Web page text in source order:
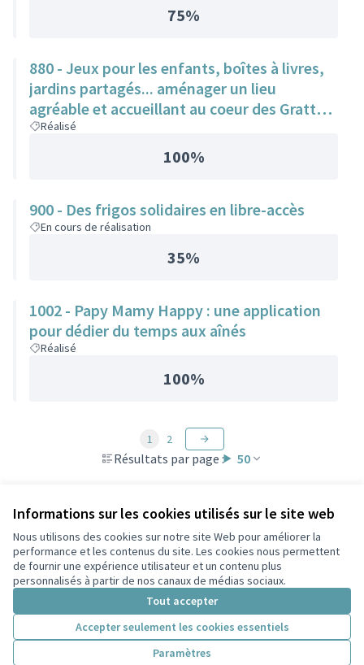
Informations sur les cookies utilisés sur le site web
Nous utilisons des cookies sur notre site Web pour améliorer la
performance et les contenus du site. Les cookies nous permettent
de fournir une expérience utilisateur et un contenu plus
personnalisés à partir de nos canaux de médias sociaux.
Tout accepter
Accepter seulement les cookies essentiels
Paramètres
75%
880 - Jeux pour les enfants, boîtes à livres,
jardins partagés... aménager un lieu
agréable et accueillant au coeur des Gratte-
Ciel
Réalisé
100%
900 - Des frigos solidaires en libre-accès
En cours de réalisation
35%
1002 - Papy Mamy Happy : une application
pour dédier du temps aux aînés
Réalisé
100%
Résultats par page : 50
1 2
Conditions d'utilisation
Paramètres des cookies
Participez Villeurbanne sur X
(Lien externe)
Participez Villeurbanne sur Facebook
Participez Villeurbanne sur Instagram
Participez Villeurbanne sur YouTube
(Lien externe)
Site réalisé grâce au
Licence
(Lien